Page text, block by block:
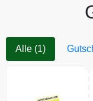
Alle (1)